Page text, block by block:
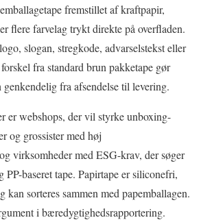
fremstillet af kraftpapir,
flere farvelag trykt direkte på overfladen.
slogan, stregkode, advarselstekst eller
fra standard brun pakketape gør
fra afsendelse til levering.
er webshops, der vil styrke unboxing-
og grossister med høj
virksomheder med ESG-krav, der søger
baseret tape. Papirtape er siliconefri,
kan sorteres sammen med papemballagen.
i bæredygtighedsrapportering.